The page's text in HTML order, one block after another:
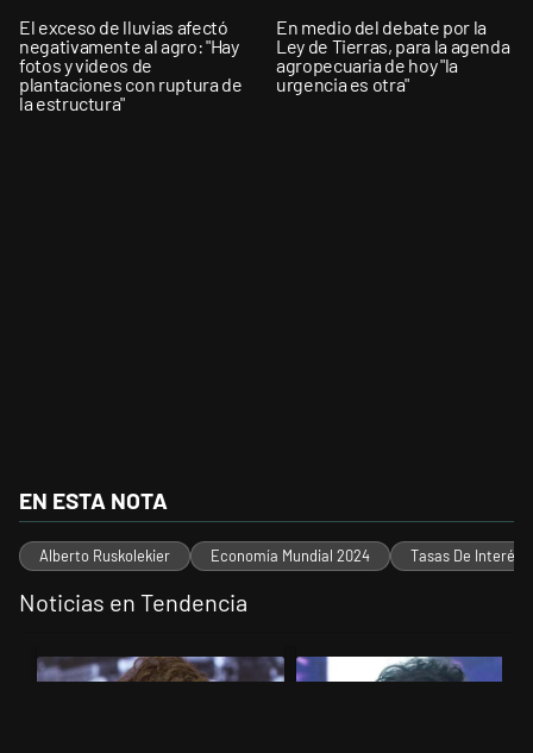
El exceso de lluvias afectó
negativamente al agro: "Hay
fotos y videos de
plantaciones con ruptura de
la estructura"
En medio del debate por la
Ley de Tierras, para la agenda
agropecuaria de hoy "la
urgencia es otra"
EN ESTA NOTA
Alberto Ruskolekier Economía Mundial 2024 Tasas De Interés
Noticias en Tendencia
Un artículo de tendencia con el título "Yo, Milei" con 3 comentarios.
Un artículo de tendencia con el